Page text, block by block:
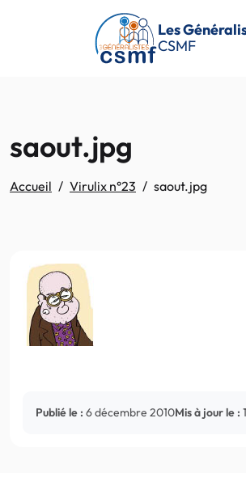
Passer au contenu principal
Les
CSMF
saout.jpg
Accueil Virulix n°23 saout.jpg
Publié le : 6 décembre 2010Mis à jour le :